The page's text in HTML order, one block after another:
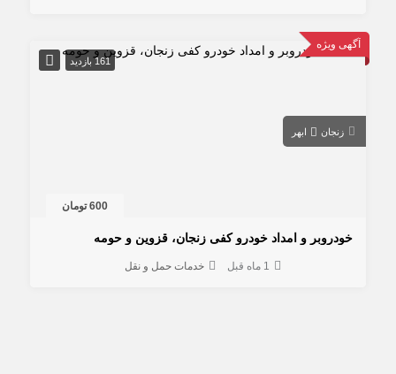
آگهی ویژه
161 بازدید
زنجان ابهر
600 تومان
خودروبر و امداد خودرو کفی زنجان، قزوین و حومه
1 ماه قبل خدمات حمل و نقل